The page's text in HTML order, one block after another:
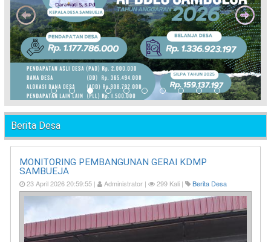
Berita Desa
MONITORING PEMBANGUNAN GERAI KDMP
SAMBUEJA
23 April 2026 20:59:55 | Administrator | 299 Kali | Berita Desa